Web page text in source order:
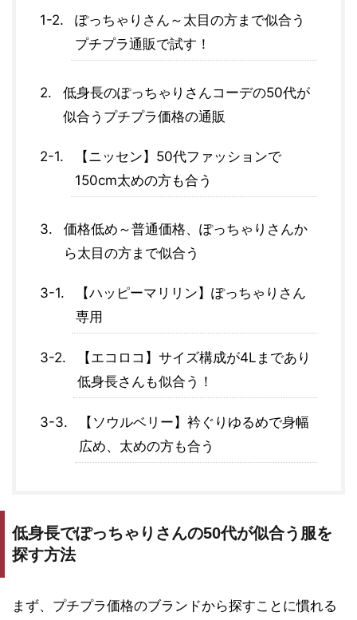
ぽっちゃりさん～太目の方まで似合う
プチプラ通販で試す！
低身長のぽっちゃりさんコーデの50代が
似合うプチプラ価格の通販
【ニッセン】50代ファッションで
150cm太めの方も合う
価格低め～普通価格、ぽっちゃりさんか
ら太目の方まで似合う
【ハッピーマリリン】ぽっちゃりさん
専用
【エコロコ】サイズ構成が4Lまであり
低身長さんも似合う！
【ソウルベリー】衿ぐりゆるめで身幅
広め、太めの方も合う
低身長でぽっちゃりさんの50代が似合う服を
探す方法
まず、プチプラ価格のブランドから探すことに慣れる